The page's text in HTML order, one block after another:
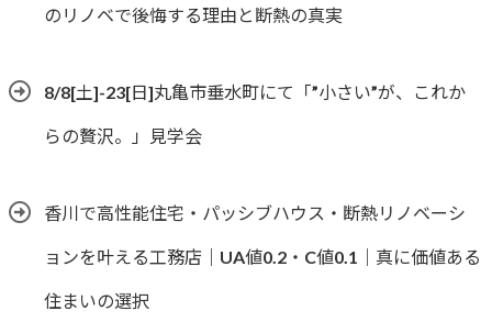
のリノベで後悔する理由と断熱の真実
8/8[土]-23[日]丸亀市垂水町にて「”小さい”が、これか
らの贅沢。」見学会
香川で高性能住宅・パッシブハウス・断熱リノベーシ
ョンを叶える工務店｜UA値0.2・C値0.1｜真に価値ある
住まいの選択